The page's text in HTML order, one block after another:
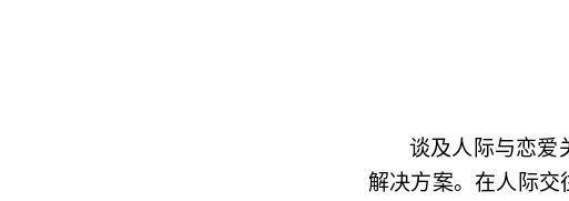
谈及人际与恋爱
解决方案。在人际交